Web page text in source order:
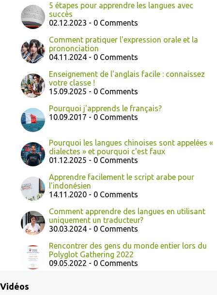
5 étapes pour apprendre les langues avec
succès
02.12.2023 - 0 Comments
Comment pratiquer l'expression orale et la
prononciation
04.11.2024 - 0 Comments
Enseignement de l'anglais facile : connaissez
votre classe !
15.09.2025 - 0 Comments
Pourquoi j'apprends le français?
10.09.2017 - 0 Comments
Pourquoi les langues chinoises sont appelées «
dialectes » et pourquoi c'est faux
01.12.2025 - 0 Comments
Apprendre facilement le script arabe pour
l'indonésien
14.11.2020 - 0 Comments
Comment apprendre des langues en utilisant
uniquement un traducteur?
30.03.2024 - 0 Comments
Rencontrer des gens du monde entier lors du
Polyglot Gathering 2022
09.05.2022 - 0 Comments
Vidéos